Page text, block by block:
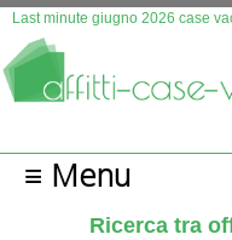
Last minute giugno 2026 case
Questo sito fa uso di
≡ Menu
Ricerca tra